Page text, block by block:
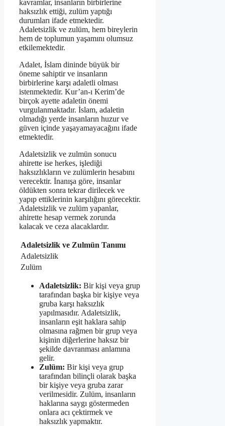
kavramlar, insanların birbirlerine
haksızlık ettiği, zulüm yaptığı
durumları ifade etmektedir.
Adaletsizlik ve zulüm, hem bireylerin
hem de toplumun yaşamını olumsuz
etkilemektedir.
Adalet, İslam dininde büyük bir
öneme sahiptir ve insanların
birbirlerine karşı adaletli olması
istenmektedir. Kur’an-ı Kerim’de
birçok ayette adaletin önemi
vurgulanmaktadır. İslam, adaletin
olmadığı yerde insanların huzur ve
güven içinde yaşayamayacağını ifade
etmektedir.
Adaletsizlik ve zulmün sonucu
ahirette ise herkes, işlediği
haksızlıkların ve zulümlerin hesabını
verecektir. İnanışa göre, insanlar
öldükten sonra tekrar dirilecek ve
yapıp ettiklerinin karşılığını görecektir.
Adaletsizlik ve zulüm yapanlar,
ahirette hesap vermek zorunda
kalacak ve ceza alacaklardır.
Adaletsizlik ve Zulmün Tanımı
Adaletsizlik
Zulüm
Adaletsizlik: Bir kişi veya grup
tarafından başka bir kişiye veya
gruba karşı haksızlık
yapılmasıdır. Adaletsizlik,
insanların eşit haklara sahip
olmasına rağmen bir grup veya
kişinin diğerlerine haksız bir
şekilde davranması anlamına
gelir.
Zulüm: Bir kişi veya grup
tarafından bilinçli olarak başka
bir kişiye veya gruba zarar
verilmesidir. Zulüm, insanların
haklarına saygı göstermeden
onlara acı çektirmek ve
haksızlık yapmaktır.